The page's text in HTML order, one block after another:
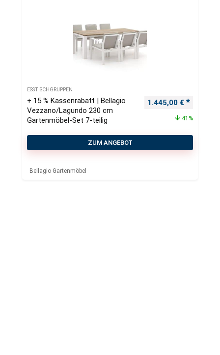
ESSTISCHGRUPPEN
+ 15 % Kassenrabatt | Bellagio
Vezzano/Lagundo 230 cm
Gartenmöbel-Set 7-teilig
Ursprünglicher
1.445,00 €
41%
ZUM ANGEBOT
Bellagio Gartenmöbel